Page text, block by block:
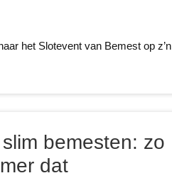
het Slotevent van Bemest op z’n
bemesten: zo
dat